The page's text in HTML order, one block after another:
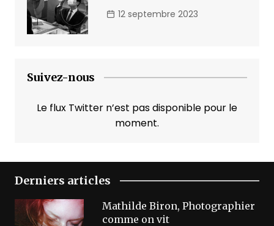
12 septembre 2023
Suivez-nous
Le flux Twitter n’est pas disponible pour le
moment.
Derniers articles
Mathilde Biron, Photographier
comme on vit